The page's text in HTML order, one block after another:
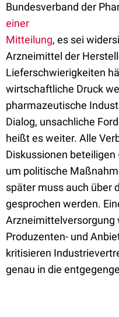
Bundesverband der
einer
Mitteilung, es sei
Arzneimittel der
Lieferschwierigkeiten
wirtschaftliche Druck
pharmazeutische
Dialog, unsachliche
heißt es weiter. Alle
Diskussionen
um politische
später muss auch über
gesprochen werden.
Arzneimittelversorgung
Produzenten- und
kritisieren
genau in die